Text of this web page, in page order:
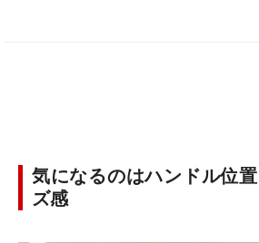
気になるのはハンドル位
ズ感